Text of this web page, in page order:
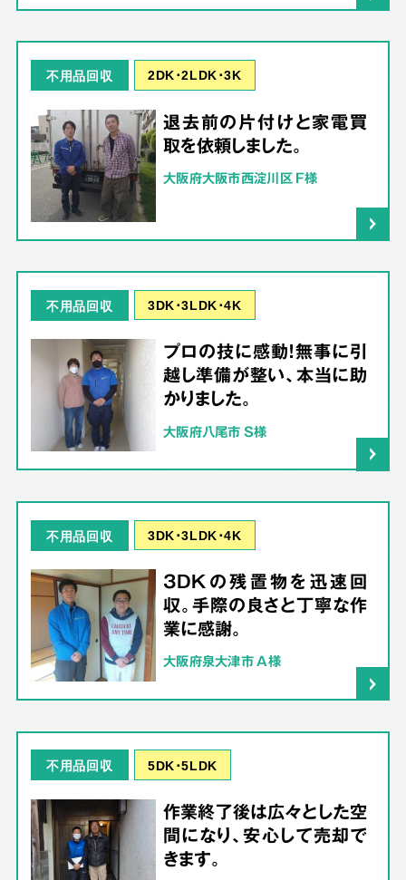
不用品回収 2DK･2LDK･3K
退去前の片付けと家電買
取を依頼しました。
大阪府大阪市西淀川区 F様
不用品回収 3DK･3LDK･4K
プロの技に感動！無事に引
越し準備が整い、本当に助
かりました。
大阪府八尾市 S様
不用品回収 3DK･3LDK･4K
3DKの残置物を迅速回
収。手際の良さと丁寧な作
業に感謝。
大阪府泉大津市 A様
不用品回収 5DK･5LDK
作業終了後は広々とした空
間になり、安心して売却で
きます。